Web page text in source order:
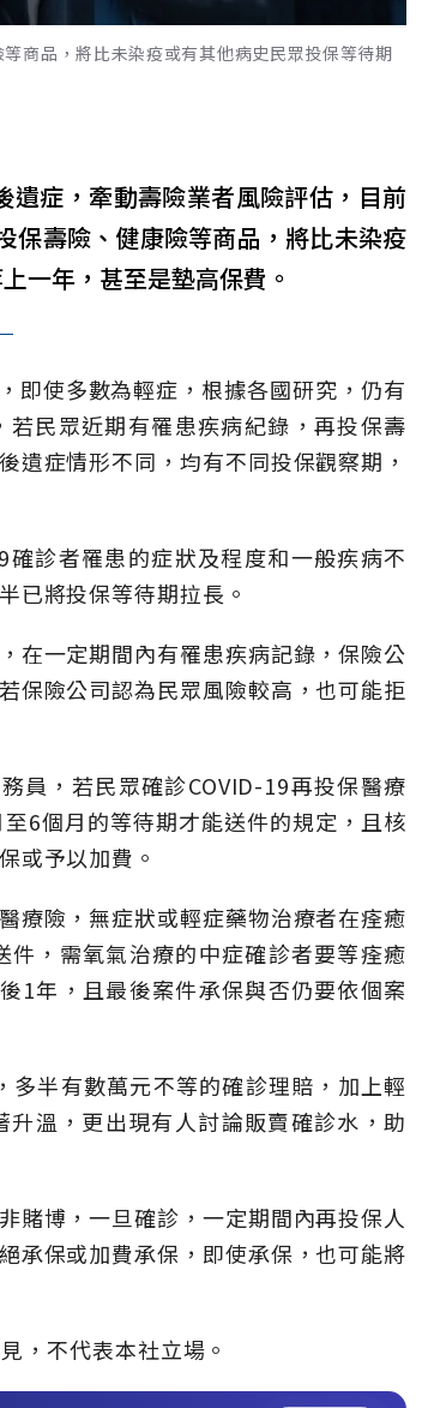
商品，將比未染疫或有其他病史民眾投保等待期
症，牽動壽險業者風險評估，目前
保壽險、健康險等商品，將比未染疫
一年，甚至是墊高保費。
即使多數為輕症，根據各國研究，仍有
民眾近期有罹患疾病紀錄，再投保壽
遺症情形不同，均有不同投保觀察期，
診者罹患的症狀及程度和一般疾病不
已將投保等待期拉長。
在一定期間內有罹患疾病記錄，保險公
保險公司認為民眾風險較高，也可能拒
員，若民眾確診COVID-19再投保醫療
6個月的等待期才能送件的規定，且核
或予以加費。
療險，無症狀或輕症藥物治療者在痊癒
，需氧氣治療的中症確診者要等痊癒
1年，且最後案件承保與否仍要依個案
半有數萬元不等的確診理賠，加上輕
溫，更出現有人討論販賣確診水，助
賭博，一旦確診，一定期間內再投保人
承保或加費承保，即使承保，也可能將
，不代表本社立場。